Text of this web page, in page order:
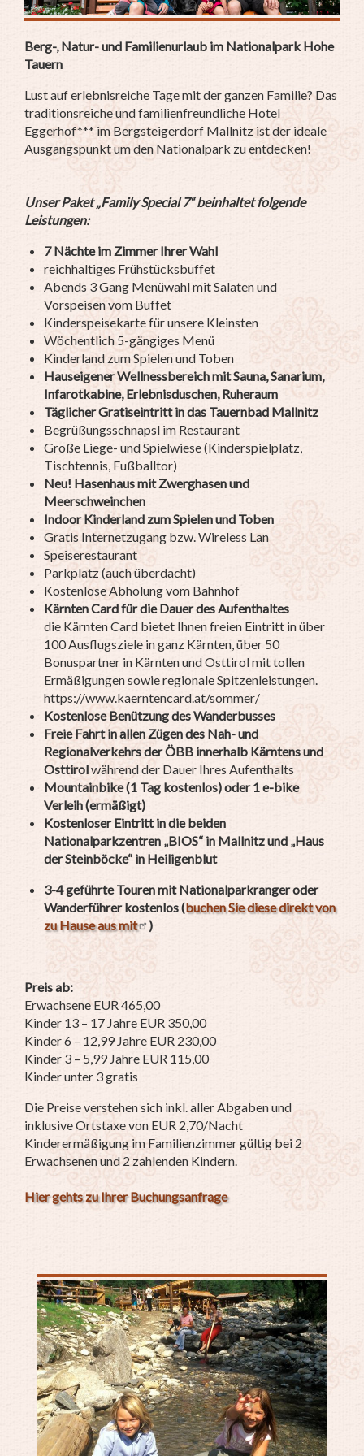
Berg-, Natur- und Familienurlaub im Nationalpark Hohe
Tauern
Lust auf erlebnisreiche Tage mit der ganzen Familie? Das
traditionsreiche und familienfreundliche Hotel
Eggerhof*** im Bergsteigerdorf Mallnitz ist der ideale
Ausgangspunkt um den Nationalpark zu entdecken!
Unser Paket „Family Special 7“ beinhaltet folgende
Leistungen:
7 Nächte im Zimmer Ihrer Wahl
reichhaltiges Frühstücksbuffet
Abends 3 Gang Menüwahl mit Salaten und
Vorspeisen vom Buffet
Kinderspeisekarte für unsere Kleinsten
Wöchentlich 5-gängiges Menü
Kinderland zum Spielen und Toben
Hauseigener Wellnessbereich mit Sauna, Sanarium,
Infarotkabine, Erlebnisduschen, Ruheraum
Täglicher Gratiseintritt in das Tauernbad Mallnitz
Begrüßungsschnapsl im Restaurant
Große Liege- und Spielwiese (Kinderspielplatz,
Tischtennis, Fußballtor)
Neu! Hasenhaus mit Zwerghasen und
Meerschweinchen
Indoor Kinderland zum Spielen und Toben
Gratis Internetzugang bzw. Wireless Lan
Speiserestaurant
Parkplatz (auch überdacht)
Kostenlose Abholung vom Bahnhof
Kärnten Card für die Dauer des Aufenthaltes
die Kärnten Card bietet Ihnen freien Eintritt in über
100 Ausflugsziele in ganz Kärnten, über 50
Bonuspartner in Kärnten und Osttirol mit tollen
Ermäßigungen sowie regionale Spitzenleistungen.
https://www.kaerntencard.at/sommer/
Kostenlose Benützung des Wanderbusses
Freie Fahrt in allen Zügen des Nah- und
Regionalverkehrs der ÖBB innerhalb Kärntens und
Osttirolwährend der Dauer Ihres Aufenthalts
Mountainbike (1 Tag kostenlos) oder 1 e-bike
Verleih (ermäßigt)
Kostenloser Eintritt in die beiden
Nationalparkzentren „BIOS“ in Mallnitzund „Haus
der Steinböcke“ in Heiligenblut
3-4 geführte Touren mit Nationalparkranger oder
Wanderführer kostenlos (buchen Sie diese direkt von
zu Hause aus mit
)
Preis ab:
Erwachsene EUR 465,00
Kinder 13 – 17 Jahre EUR 350,00
Kinder 6 – 12,99 Jahre EUR 230,00
Kinder 3 – 5,99 Jahre EUR 115,00
Kinder unter 3 gratis
Die Preise verstehen sich inkl. aller Abgaben und
inklusive Ortstaxe von EUR 2,70/Nacht
Kinderermäßigung im Familienzimmer gültig bei 2
Erwachsenen und 2 zahlenden Kindern.
Hier gehts zu Ihrer Buchungsanfrage